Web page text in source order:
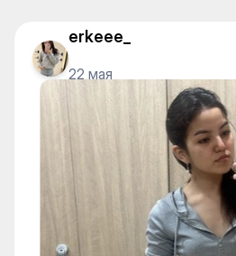
erkeee_
22 мая